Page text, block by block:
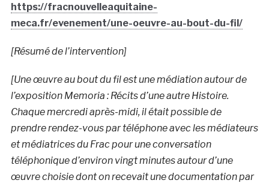
https://fracnouvelleaquitaine-
meca.fr/evenement/une-oeuvre-au-bout-du-fil/
[Résumé de l’intervention]
[Une œuvre au bout du fil est une médiation autour de
l’exposition Memoria : Récits d’une autre Histoire.
Chaque mercredi après-midi, il était possible de
prendre rendez-vous par téléphone avec les médiateurs
et médiatrices du Frac pour une conversation
téléphonique d’environ vingt minutes autour d’une
œuvre choisie dont on recevait une documentation par